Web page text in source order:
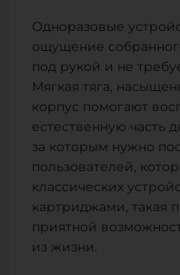
Одноразовые
ощущение
под рукой и не
Мягкая тяга,
корпус помогают
естественную часть
за которым нужно
пользователей,
классических
картриджами, такая
приятной
из жизни.